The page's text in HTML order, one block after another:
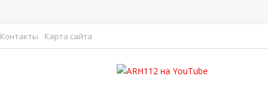
Контакты Карта сайта